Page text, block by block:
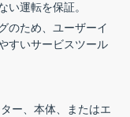
い運転を保証。
のため、ユーザーイ
すいサービスツール
ー、本体、またはエ